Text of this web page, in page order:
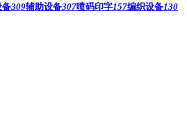
备309辅助设备307喷码印字157编织设备130